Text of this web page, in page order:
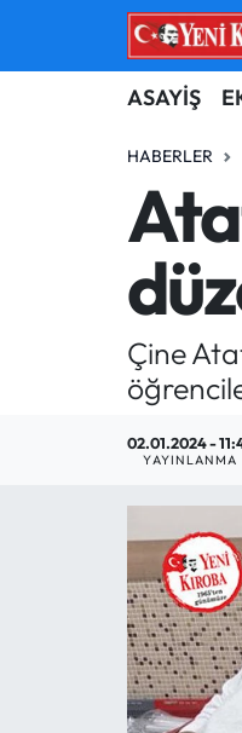
ASAYİŞ
HABERLER
Çine
02.01.2024 -
YAYINLANMA
ASAYİŞ
BİLİM-
DÜNYA
EĞİTİM
EKONOMİ
GÜNCEL
MAGAZİN
SAĞLIK
SİYASET
Aydın Nöbetçi
Aydın Hava
Aydin Namaz
Aydın Trafik
Süper Lig Puan
Tüm Manşetler
Son Dakika